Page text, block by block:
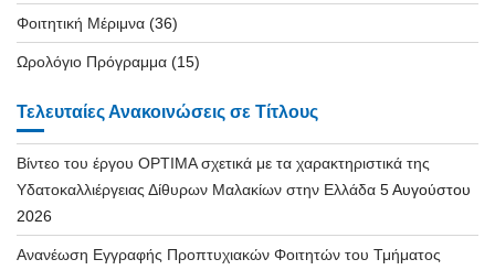
Φοιτητική Μέριμνα (36)
Ωρολόγιο Πρόγραμμα (15)
Τελευταίες Ανακοινώσεις σε Τίτλους
Βίντεο του έργου OPTIMA σχετικά με τα χαρακτηριστικά της
Υδατοκαλλιέργειας Δίθυρων Μαλακίων στην Ελλάδα 5 Αυγούστου
2026
Ανανέωση Εγγραφής Προπτυχιακών Φοιτητών του Τμήματος